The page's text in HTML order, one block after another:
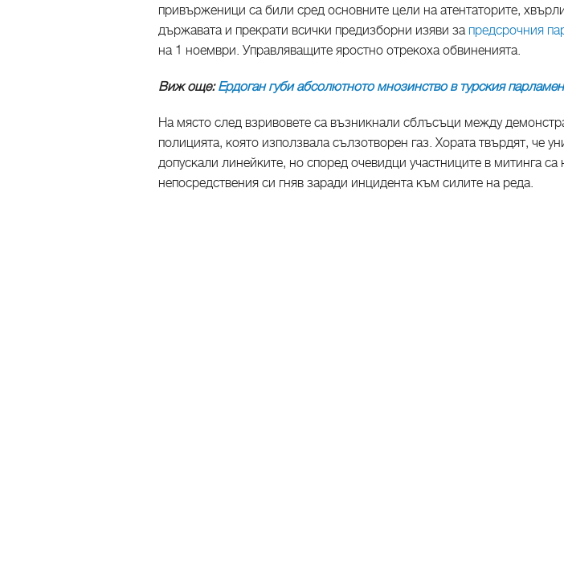
привърженици са били сред основните цели на атентаторите,
държавата и прекрати всички предизборни изяви за предсрочния
на 1 ноември. Управляващите яростно отрекоха обвиненията.
Виж още:Ердоган губи абсолютното мнозинство в турския
На място след взривовете са възникнали сблъсъци между
полицията, която използвала сълзотворен газ. Хората твърдят, че
допускали линейките, но според очевидци участниците в митинга са
непосредствения си гняв заради инцидента към силите на реда.